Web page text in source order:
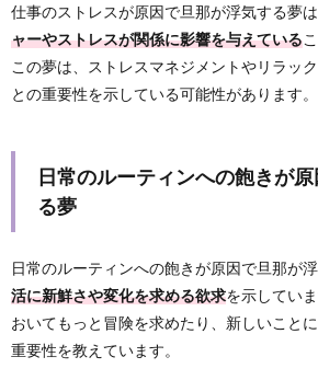
仕事のストレスが原因で旦那が浮気する夢は
ャーやストレスが関係に影響を与えている
この夢は、ストレスマネジメントやリラッ
との重要性を示している可能性があります。
日常のルーティンへの飽きが
る夢
日常のルーティンへの飽きが原因で旦那が浮
活に新鮮さや変化を求める欲求を示してい
おいてもっと冒険を求めたり、新しいこと
重要性を教えています。